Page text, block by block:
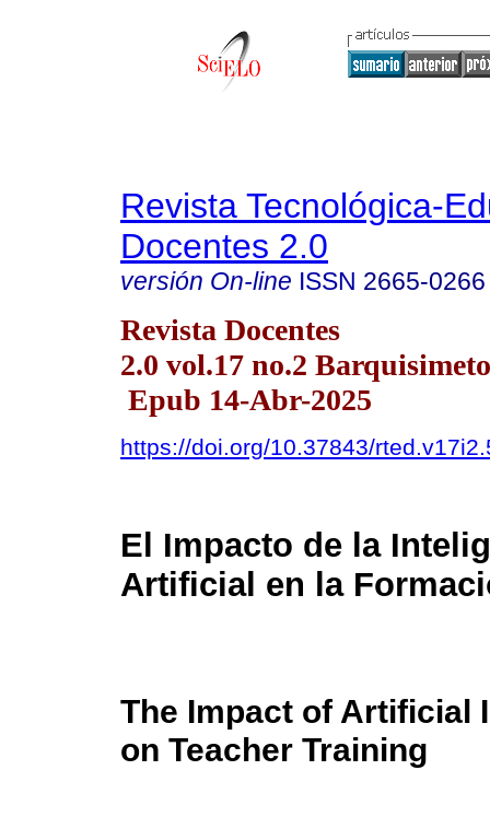
Revista Tecnológica-
Docentes 2.0
versión On-line ISSN 2665-0266
Revista Docentes
2.0 vol.17 no.2
Epub 14-Abr-2025
https://doi.org/10.37843/
El Impacto de la
Artificial en la
The Impact of Artificial
on Teacher Training